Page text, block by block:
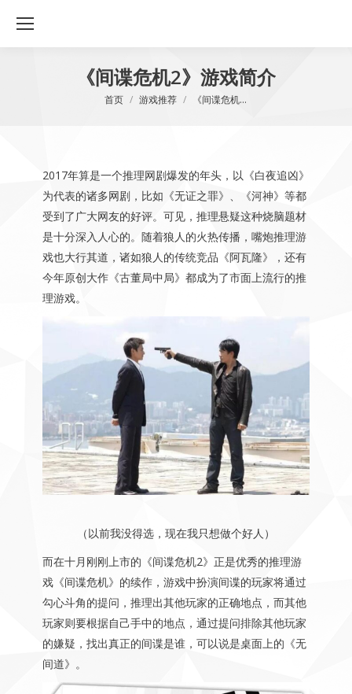
《间谍危机2》游戏简介
您在这里：
首页 游戏推荐 《间谍危机…
2017年算是一个推理网剧爆发的年头，以《白夜追凶》
为代表的诸多网剧，比如《无证之罪》、《河神》等都
受到了广大网友的好评。可见，推理悬疑这种烧脑题材
是十分深入人心的。随着狼人的火热传播，嘴炮推理游
戏也大行其道，诸如狼人的传统竞品《阿瓦隆》，还有
今年原创大作《古董局中局》都成为了市面上流行的推
理游戏。
（以前我没得选，现在我只想做个好人）
而在十月刚刚上市的《间谍危机2》正是优秀的推理游
戏《间谍危机》的续作，游戏中扮演间谍的玩家将通过
勾心斗角的提问，推理出其他玩家的正确地点，而其他
玩家则要根据自己手中的地点，通过提问排除其他玩家
的嫌疑，找出真正的间谍是谁，可以说是桌面上的《无
间道》。